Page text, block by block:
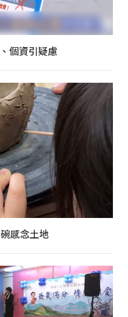
個資引疑慮
感念土地